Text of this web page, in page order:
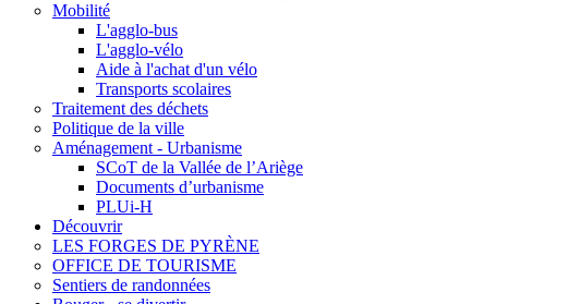
Mobilité
L'agglo-bus
L'agglo-vélo
Aide à l'achat d'un vélo
Transports scolaires
Traitement des déchets
Politique de la ville
Aménagement - Urbanisme
SCoT de la Vallée de l’Ariège
Documents d’urbanisme
PLUi-H
Découvrir
LES FORGES DE PYRÈNE
OFFICE DE TOURISME
Sentiers de randonnées